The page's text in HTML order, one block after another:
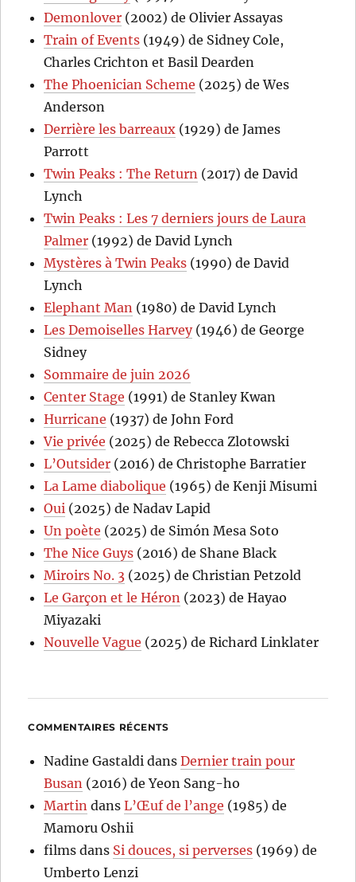
Demonlover (2002) de Olivier Assayas
Train of Events (1949) de Sidney Cole,
Charles Crichton et Basil Dearden
The Phoenician Scheme (2025) de Wes
Anderson
Derrière les barreaux (1929) de James
Parrott
Twin Peaks : The Return (2017) de David
Lynch
Twin Peaks : Les 7 derniers jours de Laura
Palmer (1992) de David Lynch
Mystères à Twin Peaks (1990) de David
Lynch
Elephant Man (1980) de David Lynch
Les Demoiselles Harvey(1946) de George
Sidney
Sommaire de juin 2026
Center Stage (1991) de Stanley Kwan
Hurricane (1937) de John Ford
Vie privée (2025) de Rebecca Zlotowski
L’Outsider (2016) de Christophe Barratier
La Lame diabolique (1965) de Kenji Misumi
Oui (2025) de Nadav Lapid
Un poète (2025) de Simón Mesa Soto
The Nice Guys (2016) de Shane Black
Miroirs No. 3 (2025) de Christian Petzold
Le Garçon et le Héron (2023) de Hayao
Miyazaki
Nouvelle Vague (2025) de Richard Linklater
COMMENTAIRES RÉCENTS
Nadine Gastaldi dansDernier train pour
Busan (2016) de Yeon Sang-ho
Martin dansL’Œuf de l’ange (1985) de
Mamoru Oshii
films dans Si douces, si perverses (1969) de
Umberto Lenzi